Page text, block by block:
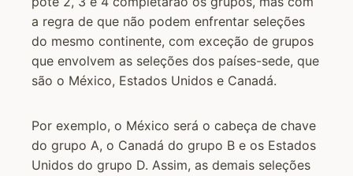
a regra de que não podem enfrentar seleções
do mesmo continente, com exceção de grupos
que envolvem as seleções dos países-sede, que
são o México, Estados Unidos e Canadá.
Por exemplo, o México será o cabeça de chave
do grupo A, o Canadá do grupo B e os Estados
Unidos do grupo D. Assim, as demais seleções